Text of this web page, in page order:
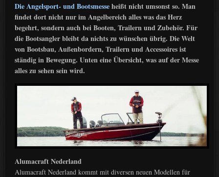
Die Angelsport- und Bootsmesseheißt nicht umsonst so. Man
findet dort nicht nur im Angelbereich alles was das Herz
begehrt, sondern auch bei Booten, Trailern und Zubehör. Für
die Bootsangler bleibt da nichts zu wünschen übrig. Die Welt
von Bootsbau, Außenbordern, Trailern und Accessoires ist
ständig in Bewegung. Unten eine Übersicht, was auf der Messe
alles zu sehen sein wird.
Alumacraft Nederland
Alumacraft Nederland kommt mit diversen neuen Modellen für